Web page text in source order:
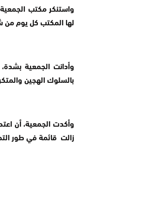
واستنكر مكتب
لها المكتب كل يوم من
وأدانت الجمعية
بالسلوك الهجين
وأكدت الجمعية، أن
زالت قائمة في طور